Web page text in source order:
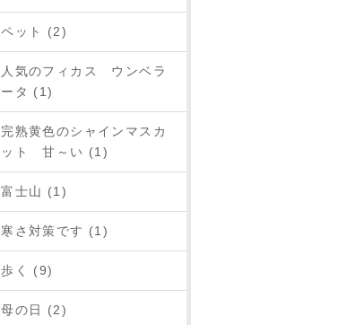
ペット (2)
人気のフィカス ウンベラ
ータ (1)
完熟黄色のシャインマスカ
ット 甘～い (1)
富士山 (1)
寒さ対策です (1)
歩く (9)
母の日 (2)